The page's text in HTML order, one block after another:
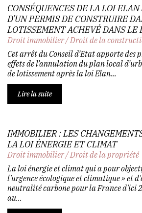
CONSÉQUENCES DE LA LOI ELAN
D’UN PERMIS DE CONSTRUIRE
LOTISSEMENT ACHEVÉ DANS LE
Droit immobilier/Droit de la
Cet arrêt du Conseil d’Etat apporte des
effets de l’annulation du plan local
de lotissement après la loi Elan...
Lire la suite
IMMOBILIER : LES
LA LOI ÉNERGIE ET CLIMAT
Droit immobilier/Droit de la propriété
La loi énergie et climat qui a pour
l'urgence écologique et climatique » et
neutralité carbone pour la France d'ici
au...